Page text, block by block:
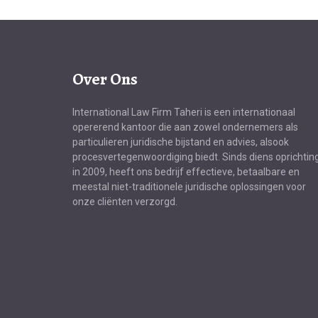
Over Ons
International Law Firm Taheri is een internationaal
opererend kantoor die aan zowel ondernemers als
particulieren juridische bijstand en advies, alsook
procesvertegenwoordiging biedt. Sinds diens
in 2009, heeft ons bedrijf effectieve, betaalbare en
meestal niet-traditionele juridische oplossingen voor
onze cliënten verzorgd.